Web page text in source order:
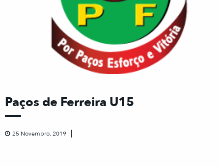
Paços de Ferreira U15
25 Novembro, 2019